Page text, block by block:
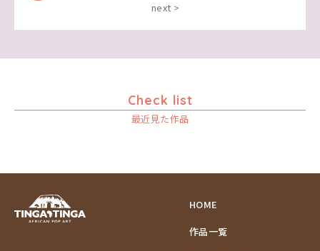
next >
Check list
最近見た作品
HOME
作品一覧